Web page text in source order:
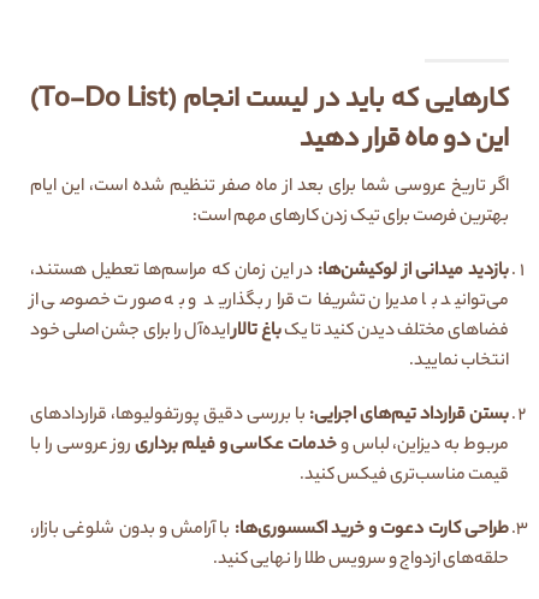
کارهایی که باید در لیست انجام (To-Do List)
این دو ماه قرار دهید
اگر تاریخ عروسی شما برای بعد از ماه صفر تنظیم شده است، این ایام
بهترین فرصت برای تیک زدن کارهای مهم است:
بازدید میدانی از لوکیشن‌ها: در این زمان که مراسم‌ها تعطیل هستند،
می‌توانید با مدیران تشریفات قرار بگذارید و به صورت خصوصی از
فضاهای مختلف دیدن کنید تا یکباغ تالارایده‌آل را برای جشن اصلی خود
انتخاب نمایید.
بستن قرارداد تیم‌های اجرایی: با بررسی دقیق پورتفولیوها، قراردادهای
مربوط به دیزاین، لباس وخدمات عکاسی و فیلم برداریروز عروسی را با
قیمت مناسب‌تری فیکس کنید.
طراحی کارت دعوت و خرید اکسسوری‌ها: با آرامش و بدون شلوغی بازار،
حلقه‌های ازدواج و سرویس طلا را نهایی کنید.